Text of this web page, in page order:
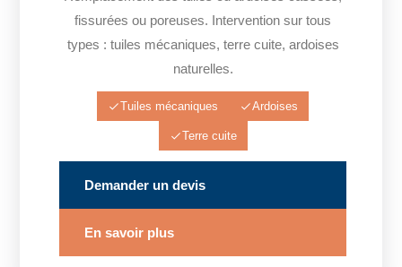
fissurées ou poreuses. Intervention sur tous
types : tuiles mécaniques, terre cuite, ardoises
naturelles.
Tuiles mécaniques Ardoises
Terre cuite
Demander un devis
En savoir plus